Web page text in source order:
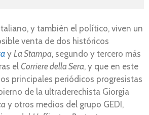
y también el político, viven un
venta de dos históricos
y La Stampa, segundo y tercero más
el Corriere della Sera, y que en este
principales periódicos progresistas
de la ultraderechista Giorgia
y otros medios del grupo GEDI,